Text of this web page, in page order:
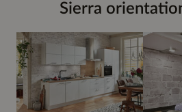
Sierra